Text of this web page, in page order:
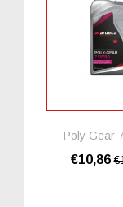
Poly Gear
€10,86